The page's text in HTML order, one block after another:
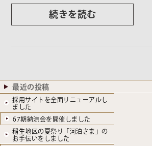
続きを読む
最近の投稿
採用サイトを全面リニューアルし
ました
67期納涼会を開催しました
稲生地区の夏祭り「河泊さま」の
お手伝いをしました